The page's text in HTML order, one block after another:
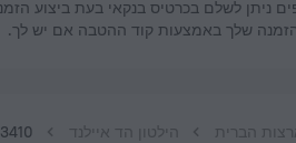
שלך באמצעות קוד ההטבה אם יש לך.
הברית הילטון הד איילנד 3410 Carolina Place 3 Br villa by RedAwning